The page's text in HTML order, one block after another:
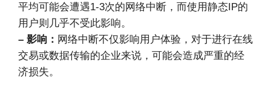
平均可能会遭遇1-3次的网络中断，而使用静态IP的
用户则几乎不受此影响。
– 影响： 网络中断不仅影响用户体验，对于进行在线
交易或数据传输的企业来说，可能会造成严重的经
济损失。